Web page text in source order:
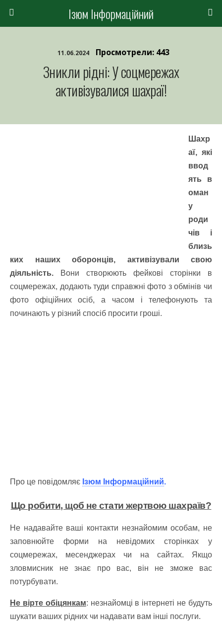
Ізюм Інформаційний
11.06.2024 Просмотрели: 443
Зникли рідні: У соцмережах
активізувалися шахраї!
Шахр
аї, які
ввод
ять в
оман
у
роди
чів і
близь
ких наших оборонців, активізували свою
діяльність.
Вони створюють фейкові сторінки в
соцмережах, додають туди справжні фото з обмінів чи
фото офіційних осіб, а часом і телефонують та
починають у різний спосіб просити гроші.
Про це повідомляє Ізюм Інформаційний.
Що робити, щоб не стати жертвою шахраїв?
Не надавайте ваші контакти незнайомим особам, не
заповнюйте форми на невідомих сторінках у
соцмережах, месенджерах чи на сайтах. Якщо
зловмисник не знає про вас, він не зможе вас
потурбувати.
Не вірте обіцянкам: незнайомці в інтернеті не будуть
шукати ваших рідних чи надавати вам інші послуги.